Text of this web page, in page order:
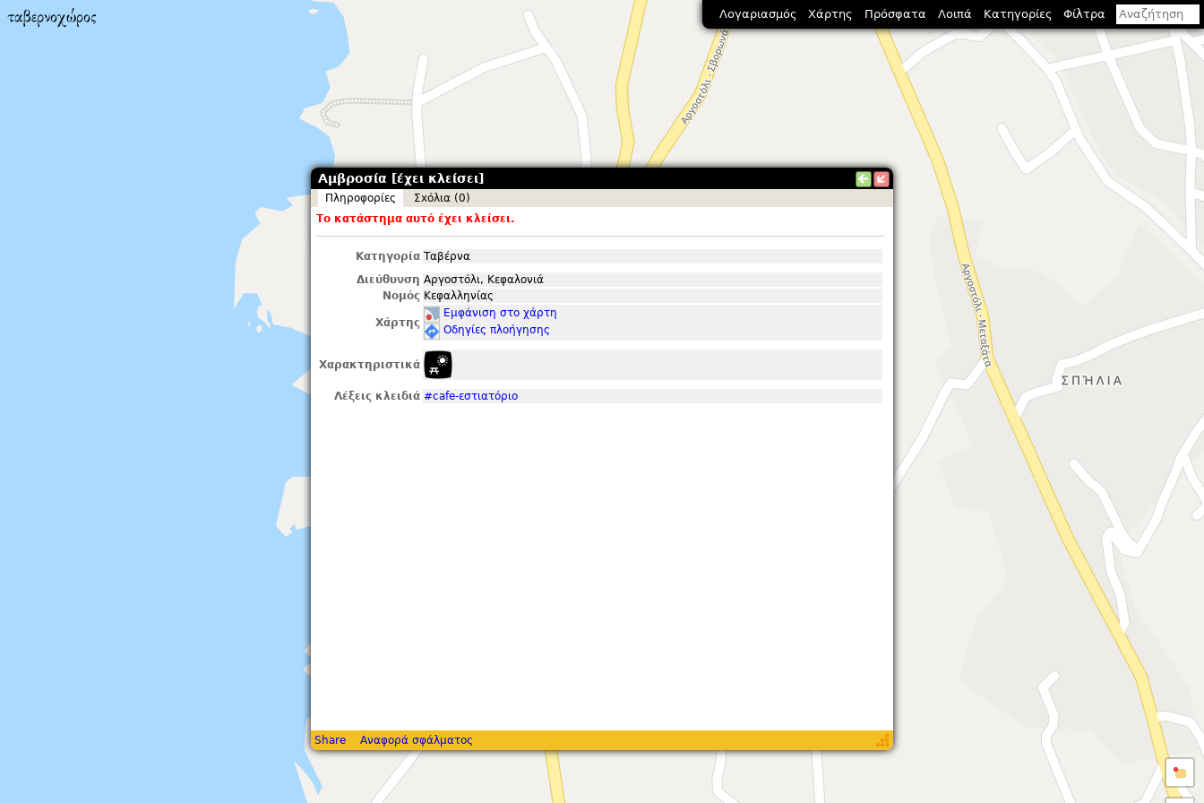
Αμβροσία [έχει κλείσει]
Πληροφορίες
Σxόλια (0)
Το κατάστημα αυτό έχει κλείσει.
Κατηγορία Ταβέρνα
Διεύθυνση Αργοστόλι, Κεφαλονιά
Νομός Κεφαλληνίας
Χάρτης
Εμφάνιση στο χάρτη
Οδηγίες πλοήγησης
Χαρακτηριστικά
Λέξεις κλειδιά #cafe-εστιατόριο
Share Αναφορά σφάλματος
Λογαριασμός Χάρτης Πρόσφατα Λοιπά Κατηγορίες Φίλτρα